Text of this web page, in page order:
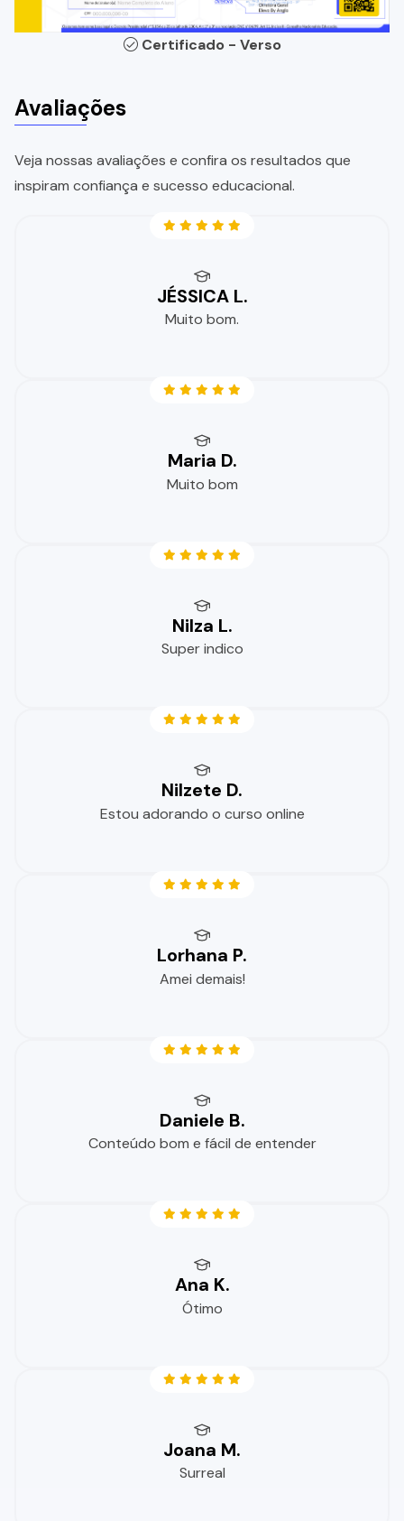
Certificado - Verso
Avaliações
Veja nossas avaliações e confira os resultados que
inspiram confiança e sucesso educacional.
JÉSSICA L.
Muito bom.
Maria D.
Muito bom
Nilza L.
Super indico
Nilzete D.
Estou adorando o curso online
Lorhana P.
Amei demais!
Daniele B.
Conteúdo bom e fácil de entender
Ana K.
Ótimo
Joana M.
Surreal